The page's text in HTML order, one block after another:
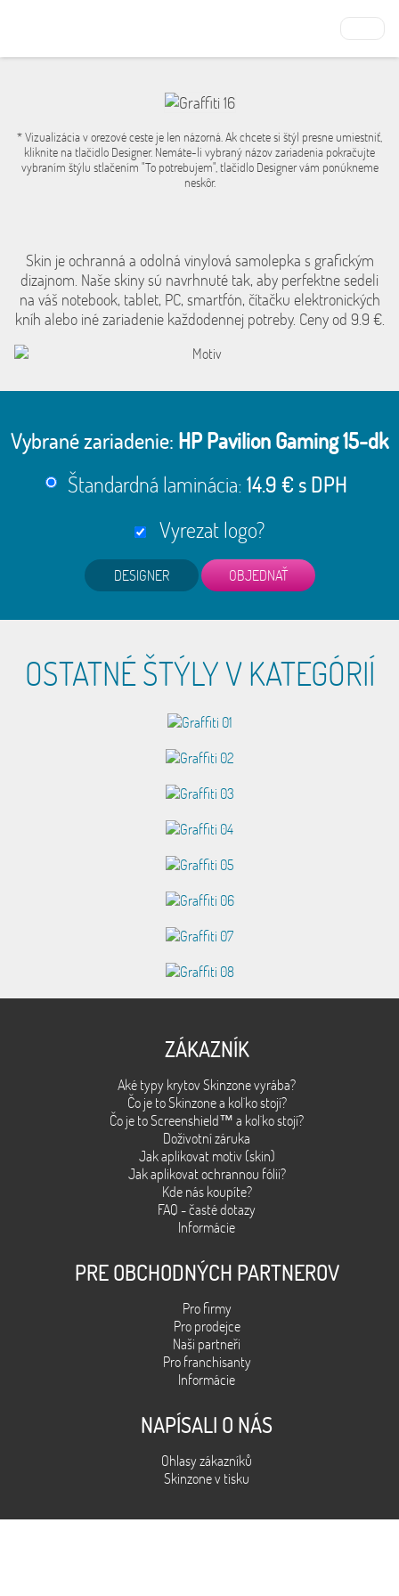
* Vizualizácia v orezové ceste je len názorná. Ak chcete si štýl presne umiestniť,
kliknite na tlačidlo Designer. Nemáte-li vybraný názov zariadenia pokračujte
vybraním štýlu stlačením "To potrebujem", tlačidlo Designer vám ponúkneme
neskôr.
Skin je ochranná a odolná vinylová samolepka s grafickým
dizajnom. Naše skiny sú navrhnuté tak, aby perfektne sedeli
na váš notebook, tablet, PC, smartfón, čítačku elektronických
kníh alebo iné zariadenie každodennej potreby. Ceny od 9.9 €.
Vybrané zariadenie: HP Pavilion Gaming 15-dk
Štandardná laminácia:14.9 € s DPH
Vyrezat logo?
DESIGNER
OSTATNÉ ŠTÝLY V KATEGÓRIÍ
ZÁKAZNÍK
Aké typy krytov Skinzone vyrába?
Čo je to Skinzone a kol´ko stojí?
Čo je to Screenshield™ a kol´ko stojí?
Doživotní záruka
Jak aplikovat motiv (skin)
Jak aplikovat ochrannou fólii?
Kde nás koupíte?
FAQ - časté dotazy
Informácie
PRE OBCHODNÝCH PARTNEROV
Pro firmy
Pro prodejce
Naši partneři
Pro franchisanty
Informácie
NAPÍSALI O NÁS
Ohlasy zákazníků
Skinzone v tisku